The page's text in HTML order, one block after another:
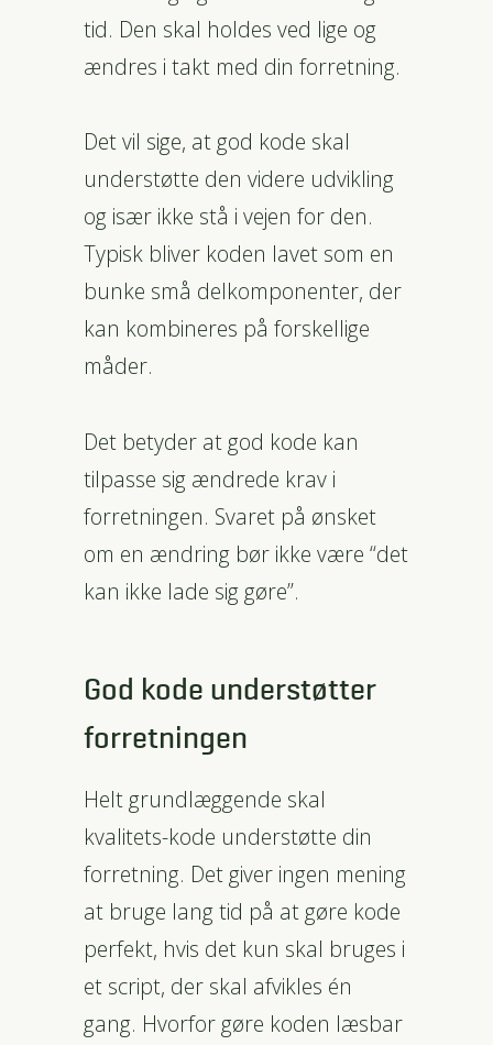
tid. Den skal holdes ved lige og
ændres i takt med din forretning.
Det vil sige, at god kode skal
understøtte den videre udvikling
og især ikke stå i vejen for den.
Typisk bliver koden lavet som en
bunke små delkomponenter, der
kan kombineres på forskellige
måder.
Det betyder at god kode kan
tilpasse sig ændrede krav i
forretningen. Svaret på ønsket
om en ændring bør ikke være “det
kan ikke lade sig gøre”.
God kode understøtter
forretningen
Helt grundlæggende skal
kvalitets-kode understøtte din
forretning. Det giver ingen mening
at bruge lang tid på at gøre kode
perfekt, hvis det kun skal bruges i
et script, der skal afvikles én
gang. Hvorfor gøre koden læsbar